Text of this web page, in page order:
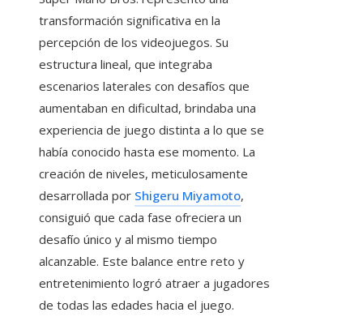
transformación significativa en la
percepción de los videojuegos. Su
estructura lineal, que integraba
escenarios laterales con desafíos que
aumentaban en dificultad, brindaba una
experiencia de juego distinta a lo que se
había conocido hasta ese momento. La
creación de niveles, meticulosamente
desarrollada por Shigeru Miyamoto,
consiguió que cada fase ofreciera un
desafío único y al mismo tiempo
alcanzable. Este balance entre reto y
entretenimiento logró atraer a jugadores
de todas las edades hacia el juego.